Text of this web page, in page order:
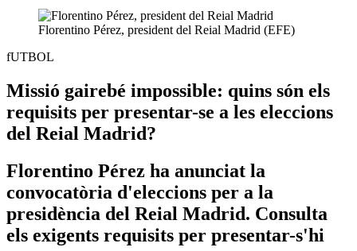
Florentino Pérez, president del Reial Madrid (EFE)
fUTBOL
Missió gairebé impossible: quins són els
requisits per presentar-se a les eleccions
del Reial Madrid?
Florentino Pérez ha anunciat la
convocatòria d'eleccions per a la
presidència del Reial Madrid. Consulta
els exigents requisits per presentar-s'hi